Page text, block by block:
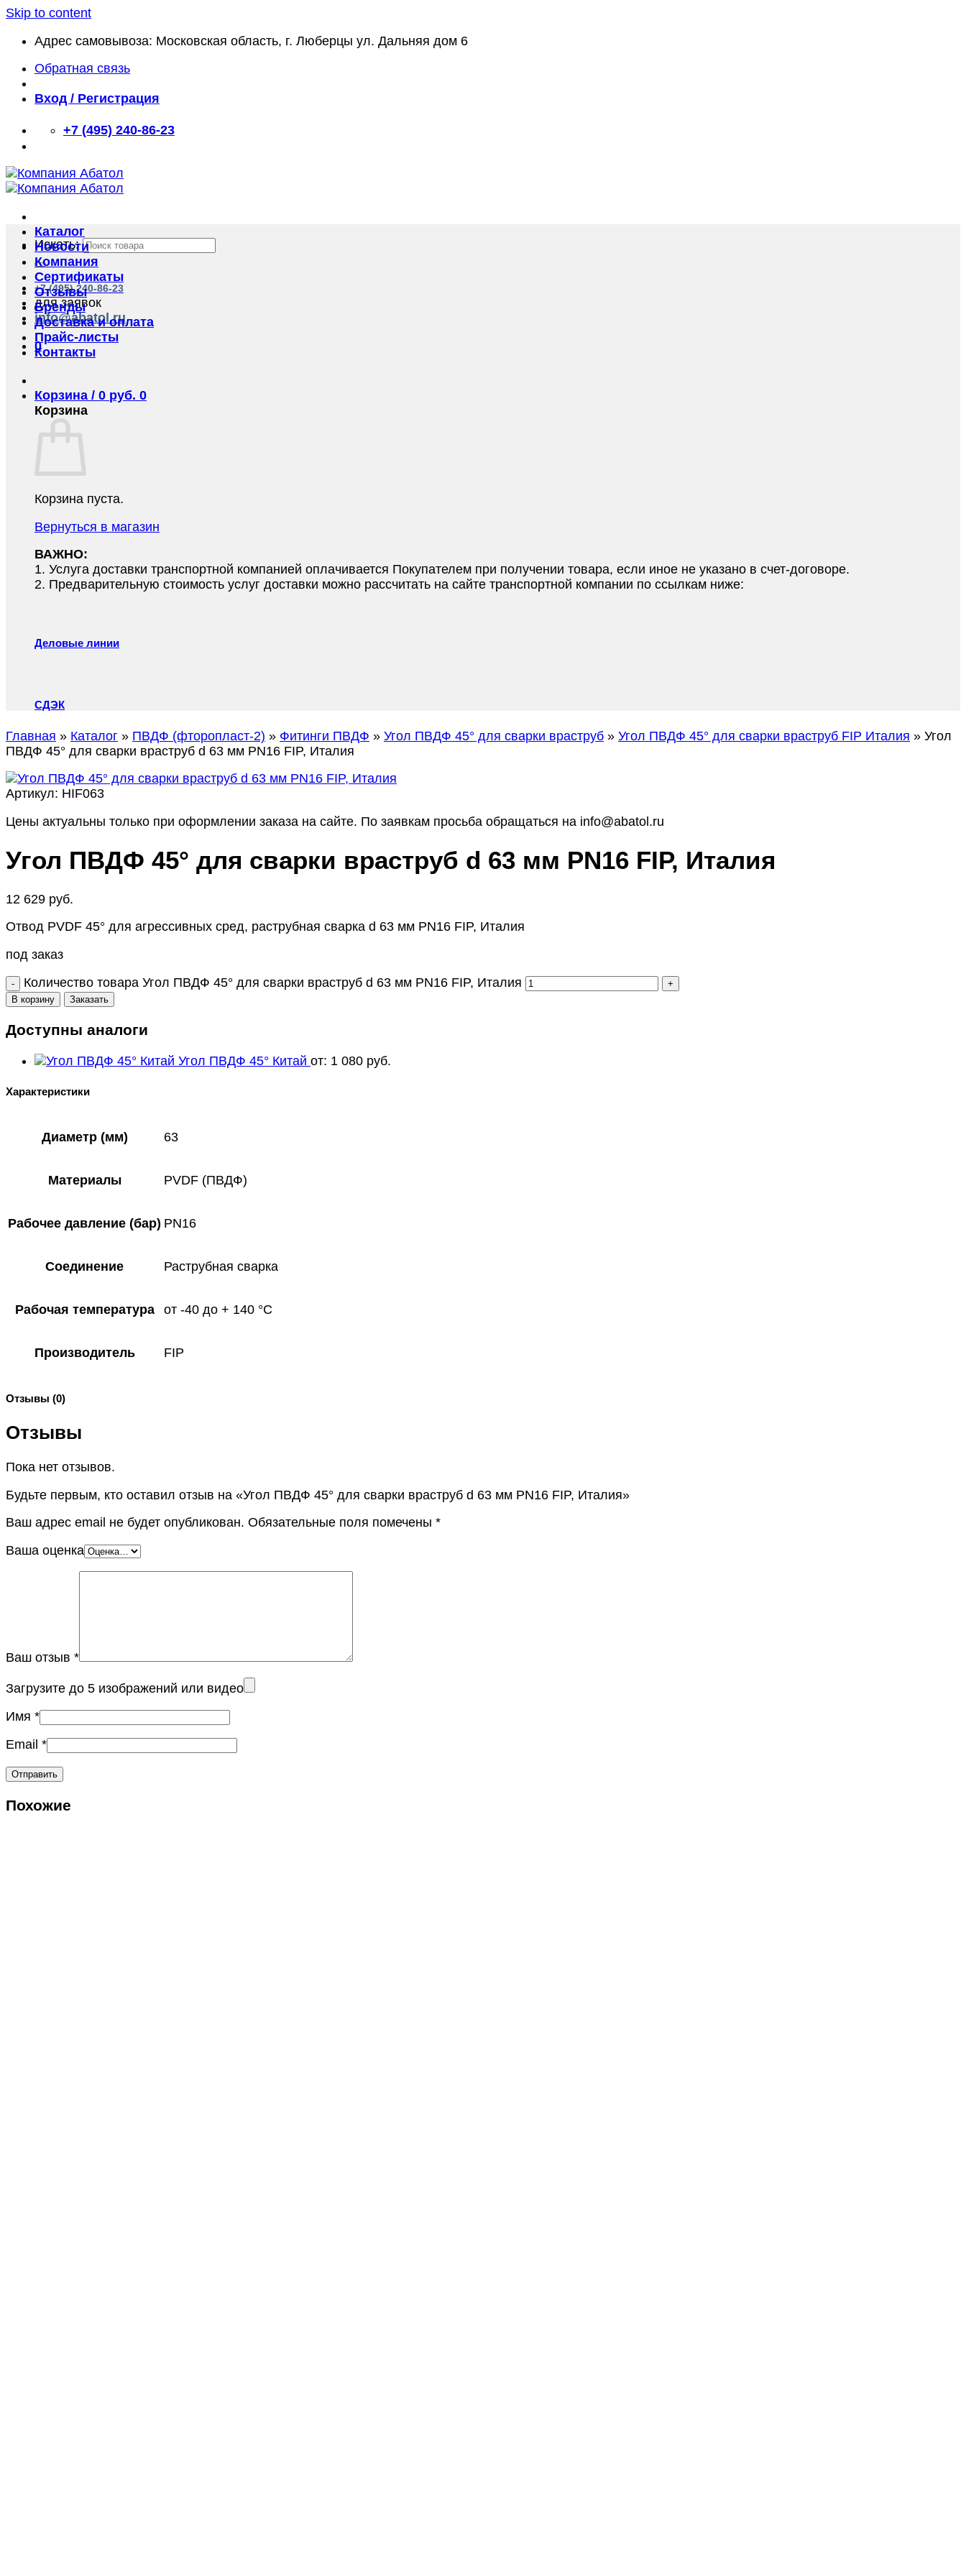
Skip to content
Адрес самовывоза: Московская область, г. Люберцы ул. Дальняя дом 6
Обратная связь
Вход / Регистрация
+7 (495) 240-86-23
Искать:
+7 (495) 240-86-23
для заявок
info@abatol.ru
0
Каталог
Новости
Компания
Сертификаты
Отзывы
Бренды
Доставка и оплата
Прайс-листы
Контакты
Корзина / 0 руб. 0
Корзина
Корзина пуста.
Вернуться в магазин
ВАЖНО:
1.⁠ ⁠Услуга доставки транспортной компанией оплачивается Покупателем при получении товара, если иное не указано в счет-договоре.
2.⁠ ⁠Предварительную стоимость услуг доставки можно рассчитать на сайте транспортной компании по ссылкам ниже:
Деловые линии
СДЭК
Главная » Каталог » ПВДФ (фторопласт-2) » Фитинги ПВДФ » Угол ПВДФ 45° для сварки враструб » Угол ПВДФ 45° для сварки враструб FIP Италия » Угол
ПВДФ 45° для сварки враструб d 63 мм PN16 FIP, Италия
Артикул: HIF063
Цены актуальны только при оформлении заказа на сайте. По заявкам просьба обращаться на info@abatol.ru
Угол ПВДФ 45° для сварки враструб d 63 мм PN16 FIP, Италия
12 629 руб.
Отвод PVDF 45° для агрессивных сред, раструбная сварка d 63 мм PN16 FIP, Италия
под заказ
Количество товара Угол ПВДФ 45° для сварки враструб d 63 мм PN16 FIP, Италия
В корзину Заказать
Доступны аналоги
Угол ПВДФ 45° Китай от: 1 080 руб.
Характеристики
Диаметр (мм) 63
Материалы PVDF (ПВДФ)
Рабочее давление (бар) PN16
Соединение Раструбная сварка
Рабочая температура от -40 до + 140 °C
Производитель FIP
Отзывы (0)
Отзывы
Пока нет отзывов.
Будьте первым, кто оставил отзыв на «Угол ПВДФ 45° для сварки враструб d 63 мм PN16 FIP, Италия»
Ваш адрес email не будет опубликован. Обязательные поля помечены *
Ваша оценка
Ваш отзыв *
Загрузите до 5 изображений или видео
Имя *
Email *
Похожие